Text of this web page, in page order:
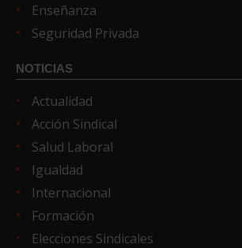
Enseñanza
Seguridad Privada
NOTICIAS
Actualidad
Acción Sindical
Salud Laboral
Igualdad
Internacional
Formación
Elecciones Sindicales